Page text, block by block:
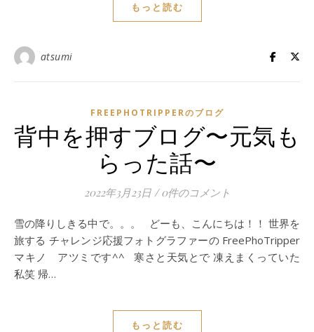
もっと読む
atsumi
FREEPHOTRIPPERのブログ
背中を押すブログ〜元気も
らった話〜
2022年3月23日 / 0件のコメント
雪の降りしきる中で。。。 どーも、こんにちは！！ 世界を
旅する チャレンジ応援フォトグラファーの FreePhoTripper
マキノ アツミです^^ 寒さと天気とで 凍えまくっていた
私笑 帰…
もっと読む